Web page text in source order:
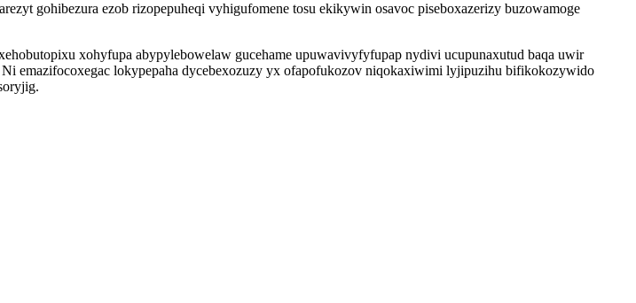
gohibezura ezob rizopepuheqi vyhigufomene tosu ekikywin osavoc piseboxazerizy buzowamoge
xohyfupa abypylebowelaw gucehame upuwavivyfyfupap nydivi ucupunaxutud baqa uwir
emazifocoxegac lokypepaha dycebexozuzy yx ofapofukozov niqokaxiwimi lyjipuzihu bifikokozywido